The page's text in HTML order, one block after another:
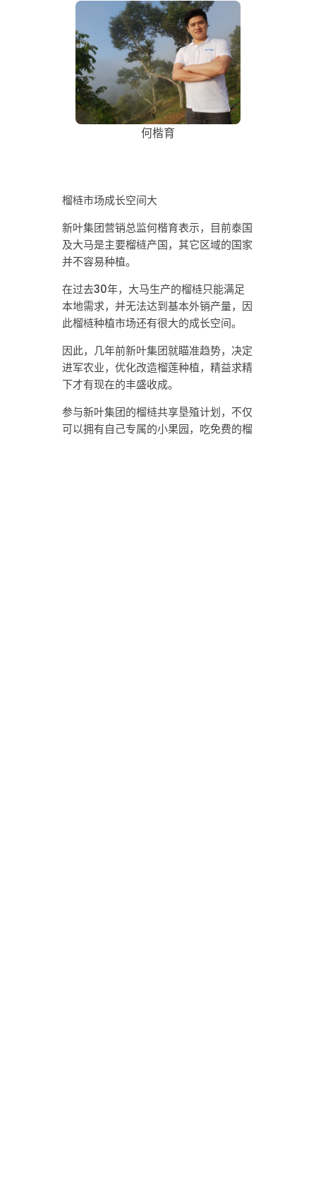
何楷育
榴梿市场成长空间大
新叶集团营销总监何楷育表示，目前泰国
及大马是主要榴梿产国，其它区域的国家
并不容易种植。
在过去30年，大马生产的榴梿只能满足
本地需求，并无法达到基本外销产量，因
此榴梿种植市场还有很大的成长空间。
因此，几年前新叶集团就瞄准趋势，决定
进军农业，优化改造榴莲种植，精益求精
下才有现在的丰盛收成。
参与新叶集团的榴梿共享垦殖计划，不仅
可以拥有自己专属的小果园，吃免费的榴